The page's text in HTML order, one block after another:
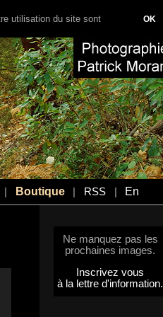
Boutique RSS En
Ne manquez pas les
prochaines images.
Inscrivez vous
à la lettre d'information.
utilisation du site sont OK